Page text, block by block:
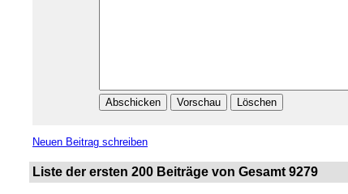
Neuen Beitrag schreiben
Liste der ersten 200 Beiträge von Gesamt 9279